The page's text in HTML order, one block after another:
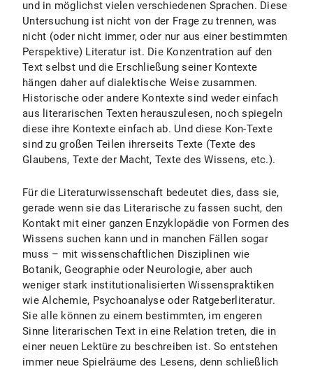
und in möglichst vielen verschiedenen Sprachen. Diese
Untersuchung ist nicht von der Frage zu trennen, was
nicht (oder nicht immer, oder nur aus einer bestimmten
Perspektive) Literatur ist. Die Konzentration auf den
Text selbst und die Erschließung seiner Kontexte
hängen daher auf dialektische Weise zusammen.
Historische oder andere Kontexte sind weder einfach
aus literarischen Texten herauszulesen, noch spiegeln
diese ihre Kontexte einfach ab. Und diese Kon-Texte
sind zu großen Teilen ihrerseits Texte (Texte des
Glaubens, Texte der Macht, Texte des Wissens, etc.).
Für die Literaturwissenschaft bedeutet dies, dass sie,
gerade wenn sie das Literarische zu fassen sucht, den
Kontakt mit einer ganzen Enzyklopädie von Formen des
Wissens suchen kann und in manchen Fällen sogar
muss – mit wissenschaftlichen Disziplinen wie
Botanik, Geographie oder Neurologie, aber auch
weniger stark institutionalisierten Wissenspraktiken
wie Alchemie, Psychoanalyse oder Ratgeberliteratur.
Sie alle können zu einem bestimmten, im engeren
Sinne literarischen Text in eine Relation treten, die in
einer neuen Lektüre zu beschreiben ist. So entstehen
immer neue Spielräume des Lesens, denn schließlich